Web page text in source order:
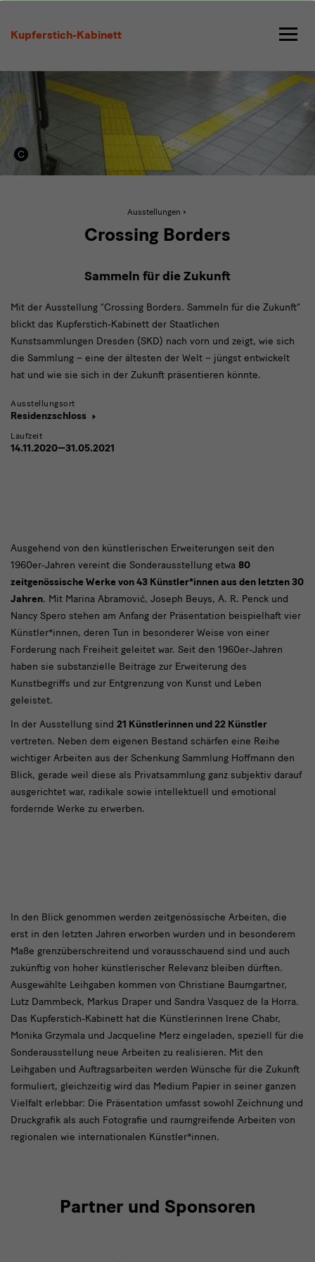
Kupferstich-Kabinett
Borders.
Sammeln
für
Zukunft
Ausstellungen
Borders.
Zukunft
Crossing Borders
Sammeln für die Zukunft
Mit der Ausstellung “Crossing Borders. Sammeln für die Zukunft”
blickt das Kupferstich-Kabinett der Staatlichen
Kunstsammlungen Dresden (SKD) nach vorn und zeigt, wie sich
die Sammlung – eine der ältesten der Welt – jüngst entwickelt
hat und wie sie sich in der Zukunft präsentieren könnte.
Ausstellungsort
Residenzschloss
Laufzeit
14.11.2020—31.05.2021
text
und
bild
Ausgehend von den künstlerischen Erweiterungen seit den
1960er-Jahren vereint die Sonderausstellung etwa 80
zeitgenössische Werke von 43 Künstler*innen aus den letzten 30
Jahren. Mit Marina Abramović, Joseph Beuys, A. R. Penck und
Nancy Spero stehen am Anfang der Präsentation beispielhaft vier
Künstler*innen, deren Tun in besonderer Weise von einer
Forderung nach Freiheit geleitet war. Seit den 1960er-Jahren
haben sie substanzielle Beiträge zur Erweiterung des
Kunstbegriffs und zur Entgrenzung von Kunst und Leben
geleistet.
In der Ausstellung sind 21 Künstlerinnen und 22 Künstler
vertreten. Neben dem eigenen Bestand schärfen eine Reihe
wichtiger Arbeiten aus der Schenkung Sammlung Hoffmann den
Blick, gerade weil diese als Privatsammlung ganz subjektiv darauf
ausgerichtet war, radikale sowie intellektuell und emotional
fordernde Werke zu erwerben.
Text2
In den Blick genommen werden zeitgenössische Arbeiten, die
erst in den letzten Jahren erworben wurden und in besonderem
Maße grenzüberschreitend und vorausschauend sind und auch
zukünftig von hoher künstlerischer Relevanz bleiben dürften.
Ausgewählte Leihgaben kommen von Christiane Baumgartner,
Lutz Dammbeck, Markus Draper und Sandra Vasquez de la Horra.
Das Kupferstich-Kabinett hat die Künstlerinnen Irene Chabr,
Monika Grzymala und Jacqueline Merz eingeladen, speziell für die
Sonderausstellung neue Arbeiten zu realisieren. Mit den
Leihgaben und Auftragsarbeiten werden Wünsche für die Zukunft
formuliert, gleichzeitig wird das Medium Papier in seiner ganzen
Vielfalt erlebbar: Die Präsentation umfasst sowohl Zeichnung und
Druckgrafik als auch Fotografie und raumgreifende Arbeiten von
regionalen wie internationalen Künstler*innen.
Partner und Sponsoren